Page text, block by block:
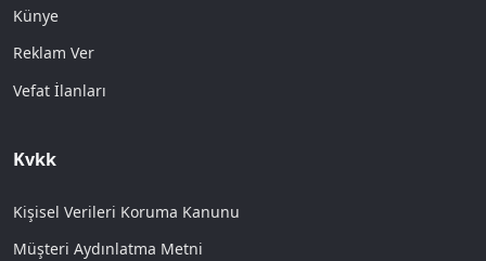
Künye
Reklam Ver
Vefat İlanları
Kvkk
Kişisel Verileri Koruma Kanunu
Müşteri Aydınlatma Metni